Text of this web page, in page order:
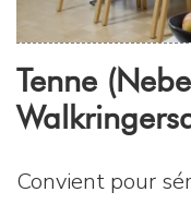
Tenne
Convient pour